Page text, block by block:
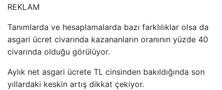
REKLAM
Tanımlarda ve hesaplamalarda bazı farklılıklar olsa da
asgari ücret civarında kazananların oranının yüzde 40
civarında olduğu görülüyor.
Aylık net asgari ücrete TL cinsinden bakıldığında son
yıllardaki keskin artış dikkat çekiyor.